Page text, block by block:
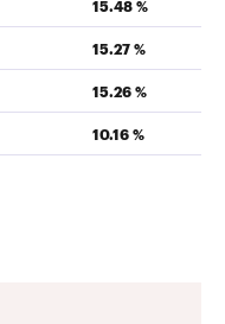
15.48 %
15.27 %
15.26 %
10.16 %